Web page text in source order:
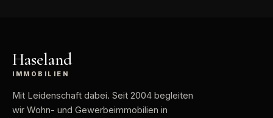
Haseland
IMMOBILIEN
Mit Leidenschaft dabei. Seit 2004 begleiten
wir Wohn- und Gewerbeimmobilien in